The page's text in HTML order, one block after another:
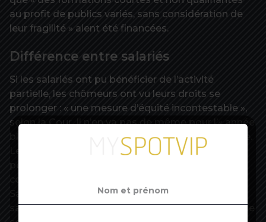
au profit de publics variés, sans considération de
leur fragilité » aient été financées.
Différence entre salariés
Si les salariés ont pu bénéficier de l’activité
partielle, les chômeurs ont vu leurs droits se
prolonger : « une mesure d’équité incontestable »,
selon la Cour. Il n’en va pas de même pour l’« année
blanche » octroyée aux intermittents du spectacle.
Le coût de la mesure s’avère très supérieur, par
Sages pointent notamment la différence avec les
salariés précaires ou intérimaires, « pour lesquels le